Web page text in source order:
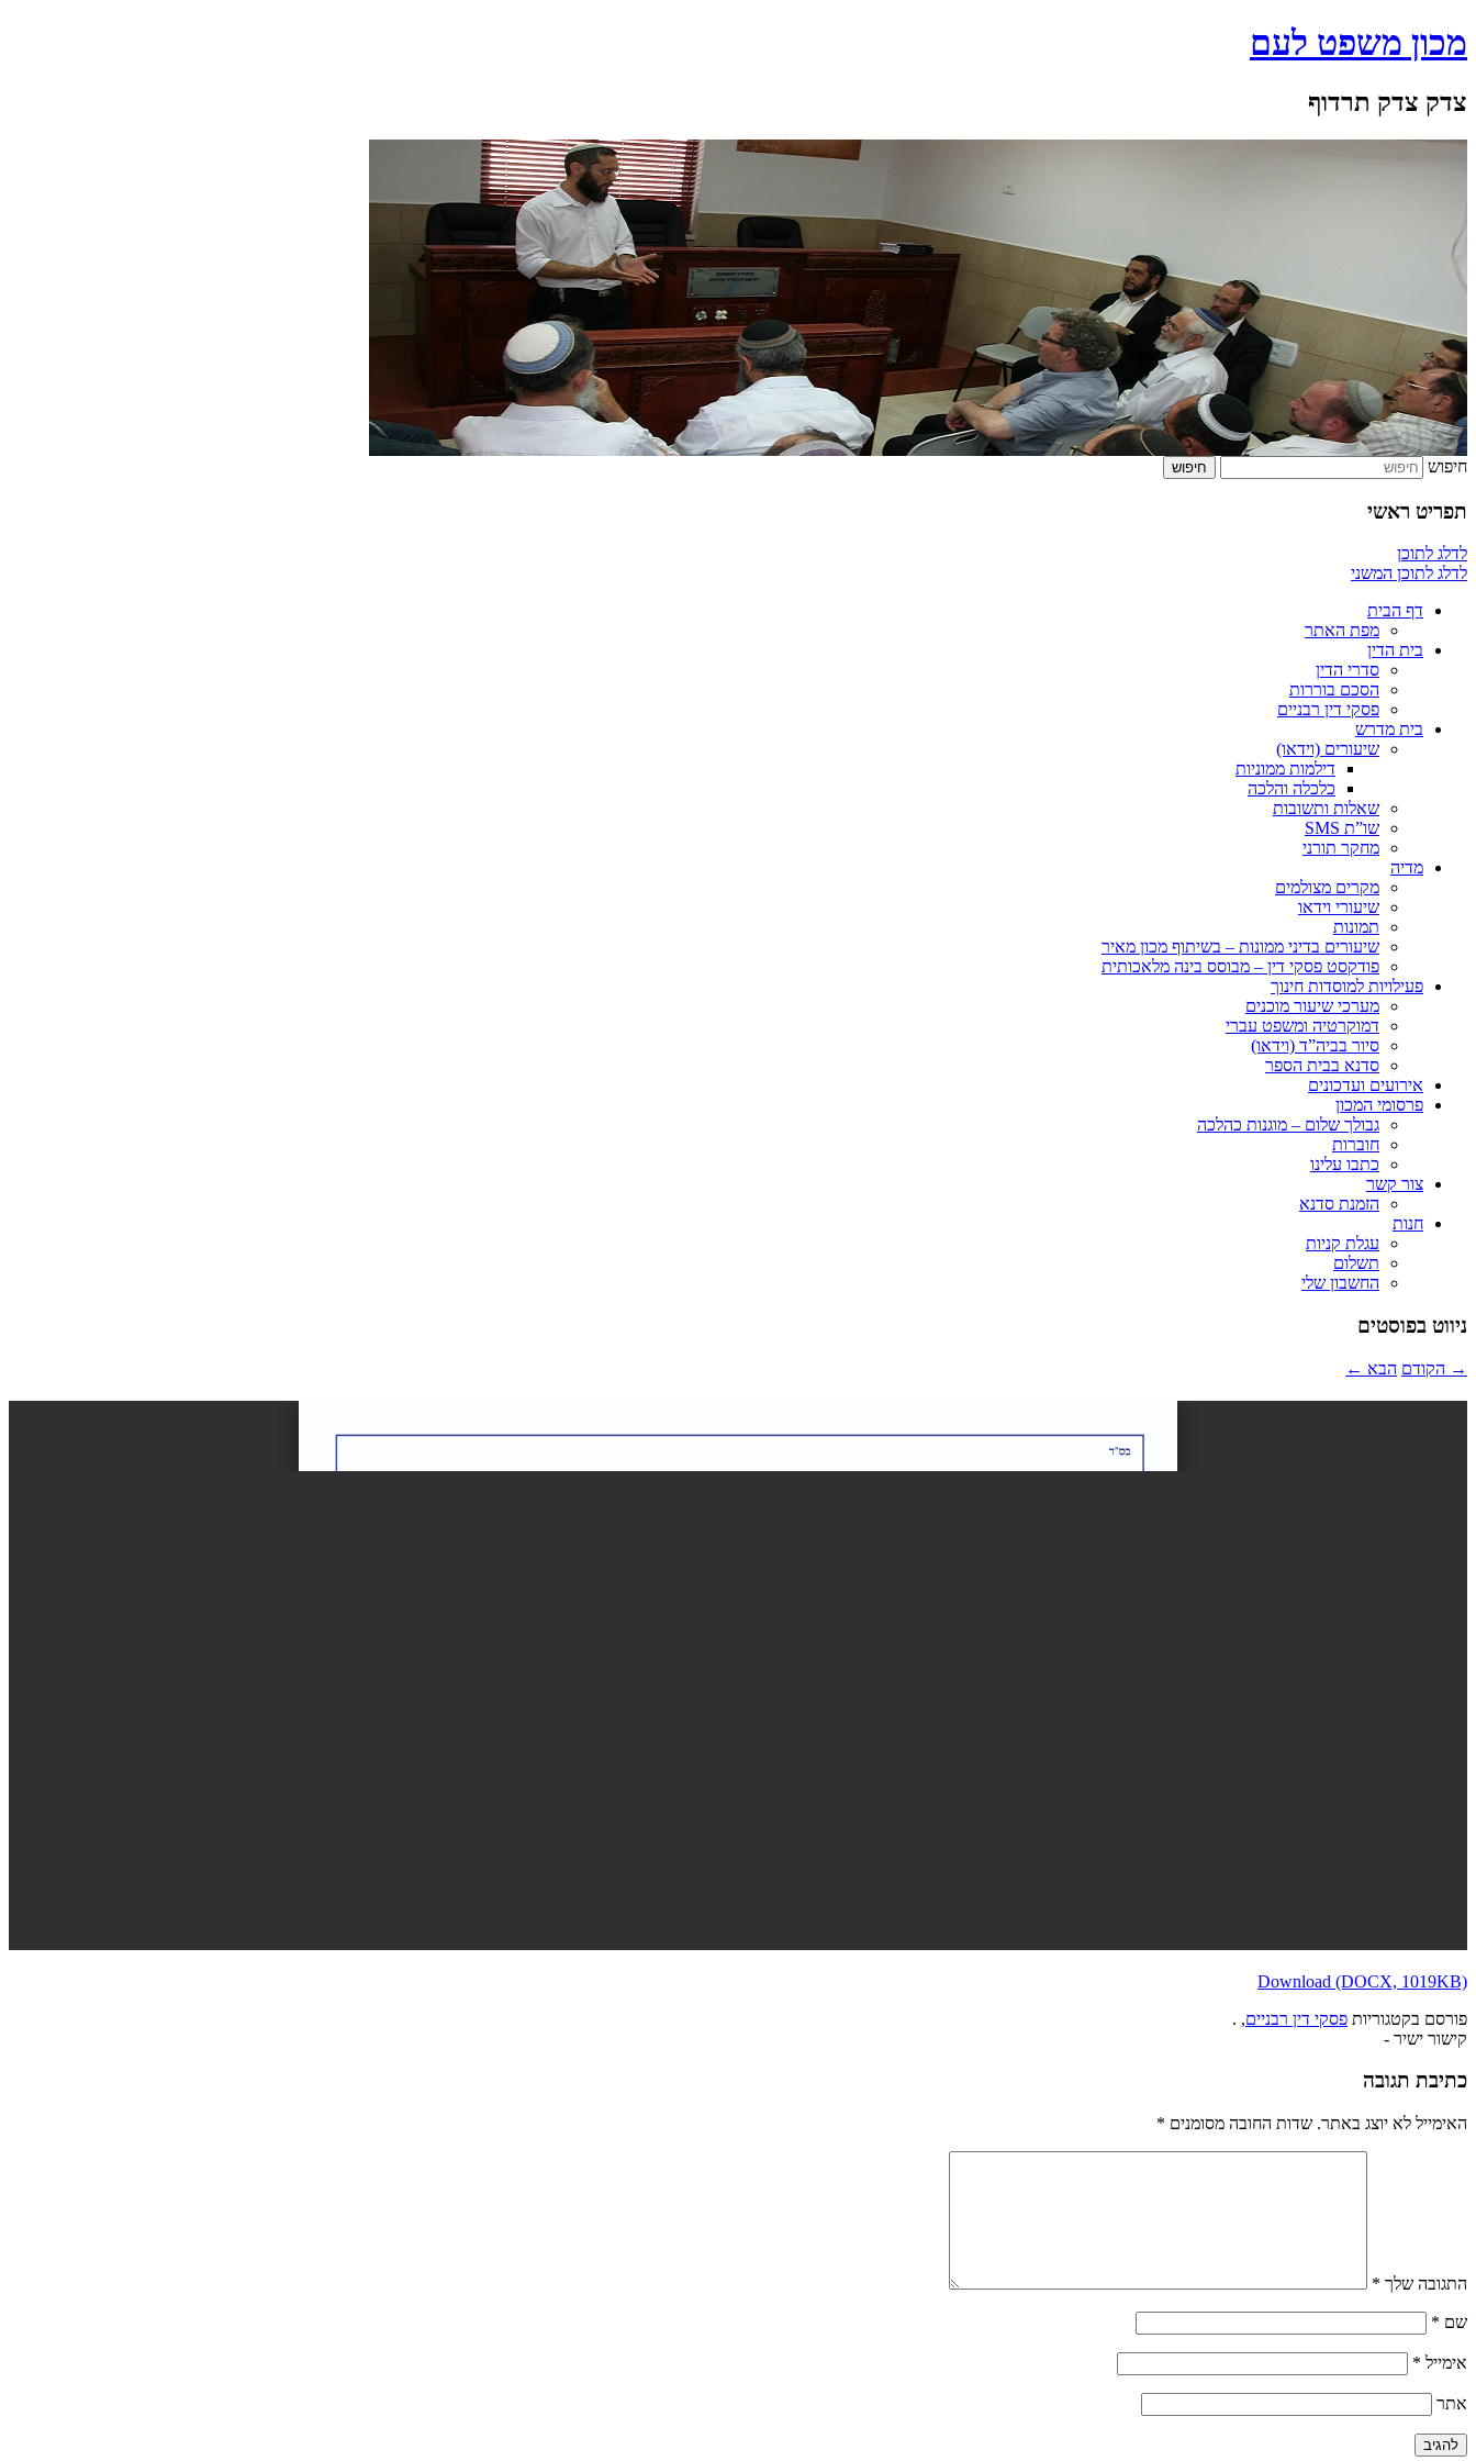
מכון משפט לעם
צדק צדק תרדוף
חיפוש
תפריט ראשי
לדלג לתוכן
לדלג לתוכן המשני
דף הבית
מפת האתר
בית הדין
סדרי הדין
הסכם בוררות
פסקי דין רבניים
בית מדרש
שיעורים (וידאו)
דילמות ממוניות
כלכלה והלכה
שאלות ותשובות
שו”ת SMS
מחקר תורני
מדיה
מקרים מצולמים
שיעורי וידאו
תמונות
שיעורים בדיני ממונות – בשיתוף מכון מאיר
פודקסט פסקי דין – מבוסס בינה מלאכותית
פעילויות למוסדות חינוך
מערכי שיעור מוכנים
דמוקרטיה ומשפט עברי
סיור בביה”ד (וידאו)
סדנא בבית הספר
אירועים ועדכונים
פרסומי המכון
גבולך שלום – מוגנות כהלכה
חוברות
כתבו עלינו
צור קשר
הזמנת סדנא
חנות
עגלת קניות
תשלום
החשבון שלי
ניווט בפוסטים
→ הקודם הבא ←
Download (DOCX, 1019KB)
פורסם בקטגוריות פסקי דין רבניים, .
קישור ישיר -
כתיבת תגובה
האימייל לא יוצג באתר. שדות החובה מסומנים *
התגובה שלך *
שם *
אימייל *
אתר